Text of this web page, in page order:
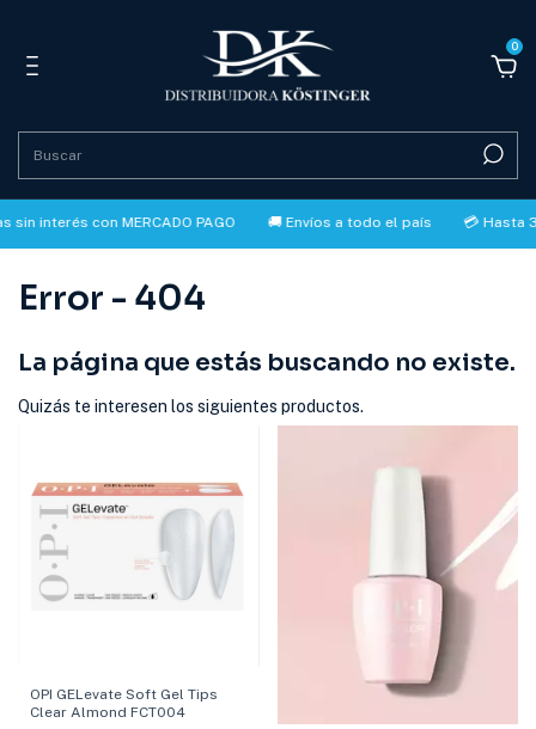
0
interés con MERCADO PAGO 🚚 Envíos a todo el país 💳 Hasta
Error - 404
La página que estás buscando no existe.
Quizás te interesen los siguientes productos.
OPI GELevate Soft Gel Tips
Clear Almond FCT004